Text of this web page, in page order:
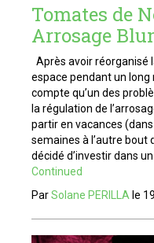
Tomates de
Arrosage
Après avoir réorganisé
espace pendant un long
compte qu’un des
la régulation de
partir en vacances
semaines à l’autre bout
décidé d’investir dans
Continued
ParSolane PERILLA le